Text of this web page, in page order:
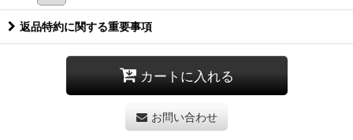
返品特約に関する重要事項
カートに入れる
お問い合わせ